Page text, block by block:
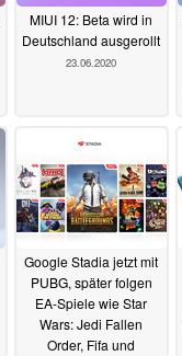
MIUI 12: Beta wird in
Deutschland ausgerollt
23.06.2020
Google Stadia jetzt mit
PUBG, später folgen
EA-Spiele wie Star
Wars: Jedi Fallen
Order, Fifa und